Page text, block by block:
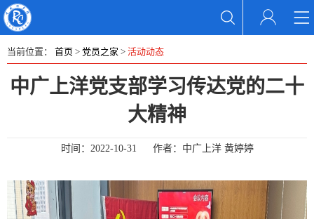
当前位置： 首页 > 党员之家 > 活动动态
中广上洋党支部学习传达党的二十
大精神
时间： 2022-10-31 作者： 中广上洋 黄婷婷